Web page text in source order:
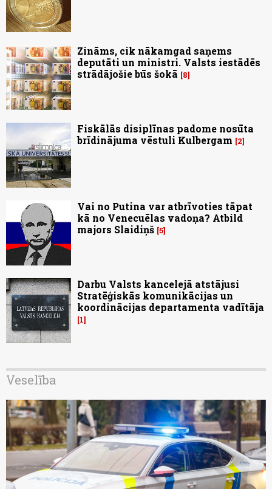
Zināms, cik nākamgad saņems
deputāti un ministri. Valsts iestādēs
strādājošie būs šokā
8
Fiskālās disiplīnas padome nosūta
brīdinājuma vēstuli Kulbergam
2
Vai no Putina var atbrīvoties tāpat
kā no Venecuēlas vadoņa? Atbild
majors Slaidiņš 5
Darbu Valsts kancelejā atstājusi
Stratēģiskās komunikācijas un
koordinācijas departamenta vadītāja
1
Veselība